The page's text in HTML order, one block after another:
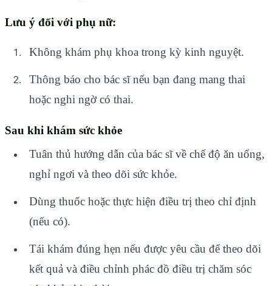
Lưu ý đối với phụ nữ:
Không khám phụ khoa trong kỳ kinh nguyệt.
Thông báo cho bác sĩ nếu bạn đang mang thai
hoặc nghi ngờ có thai.
Sau khi khám sức khỏe
Tuân thủ hướng dẫn của bác sĩ về chế độ ăn uống,
nghỉ ngơi và theo dõi sức khỏe.
Dùng thuốc hoặc thực hiện điều trị theo chỉ định
(nếu có).
Tái khám đúng hẹn nếu được yêu cầu để theo dõi
kết quả và điều chỉnh phác đồ điều trị chăm sóc